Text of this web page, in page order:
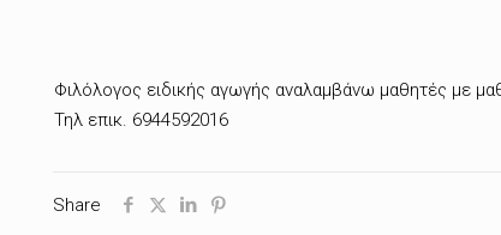
Φιλόλογος ειδικής αγωγής αναλαμβάνω μαθητές με
Τηλ επικ. 6944592016
Share